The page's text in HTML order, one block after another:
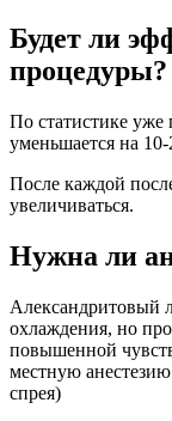
Будет ли
процедуры?
По статистике уже
уменьшается на 10-
После каждой
увеличиваться.
Нужна ли
Александритовый
охлаждения, но
повышенной
местную
спрея)